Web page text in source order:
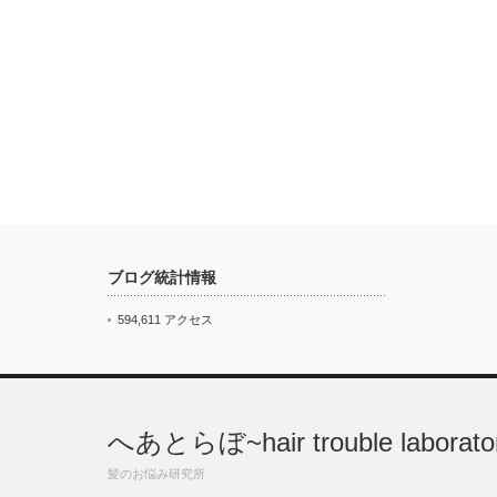
ブログ統計情報
594,611 アクセス
へあとらぼ~hair trouble
髪のお悩み研究所